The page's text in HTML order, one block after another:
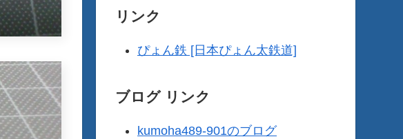
リンク
ぴょん鉄 [日本ぴょん太鉄道]
ブログ リンク
kumoha489-901のブログ